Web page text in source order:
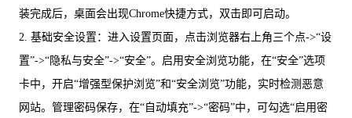
装完成后，桌面会出现Chrome快捷方式，双击即可启动。
2. 基础安全设置：进入设置页面，点击浏览器右上角三个点->“设
置”->“隐私与安全”->“安全”。启用安全浏览功能，在“安全”选项
卡中，开启“增强型保护浏览”和“安全浏览”功能，实时检测恶意
网站。管理密码保存，在“自动填充”->“密码”中，可勾选“启用密